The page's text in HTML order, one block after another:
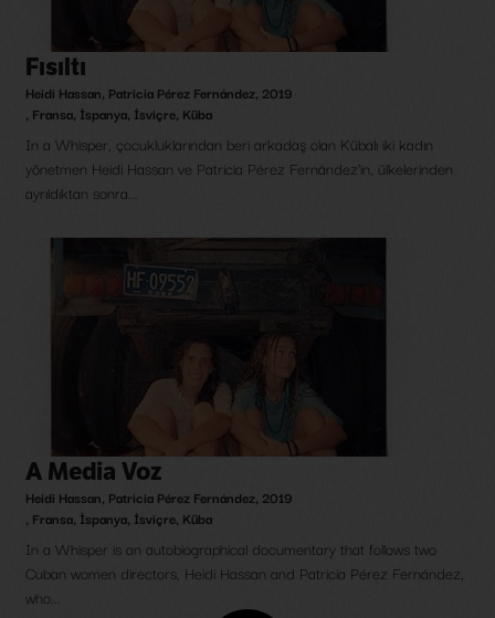
Fısıltı
Heidi Hassan, Patricia Pérez Fernández, 2019
, Fransa, İspanya, İsviçre, Küba
In a Whisper, çocukluklarından beri arkadaş olan Kübalı iki kadın
yönetmen Heidi Hassan ve Patricia Pérez Fernández'in, ülkelerinden
ayrıldıktan sonra...
A Media Voz
Heidi Hassan, Patricia Pérez Fernández, 2019
, Fransa, İspanya, İsviçre, Küba
In a Whisper is an autobiographical documentary that follows two
Cuban women directors, Heidi Hassan and Patricia Pérez Fernández,
who...